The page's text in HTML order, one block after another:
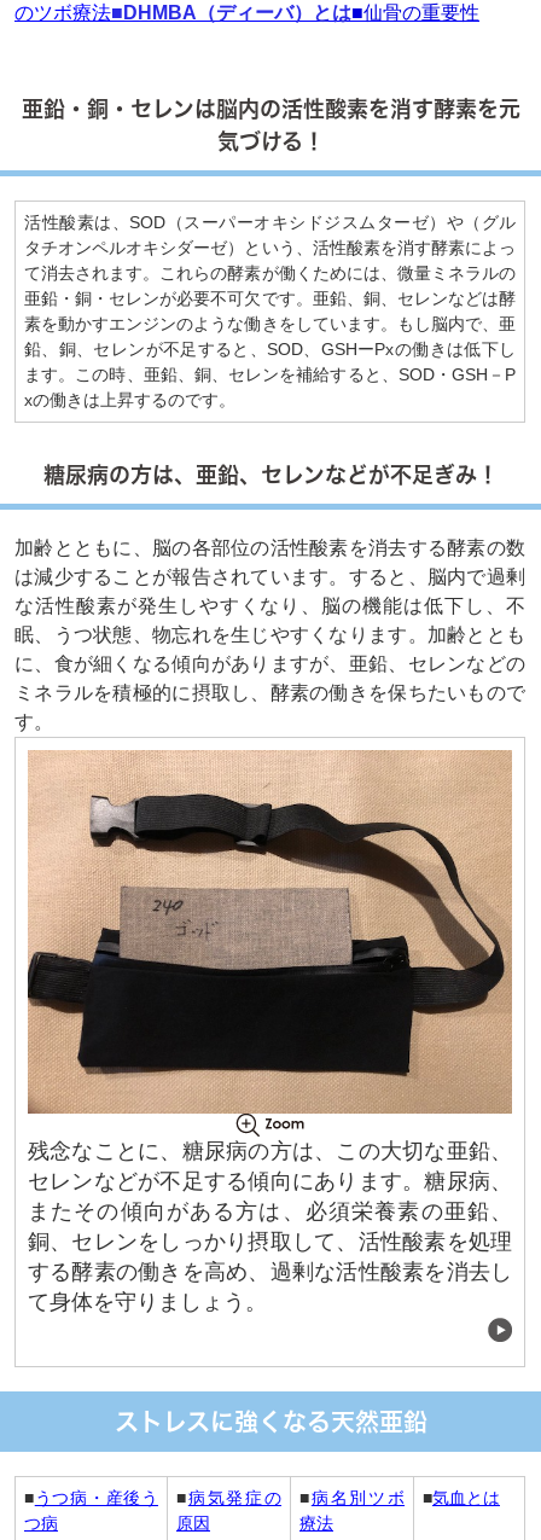
のツボ療法■DHMBA（ディーバ）とは■仙骨の重要性
亜鉛・銅・セレンは脳内の活性酸素を消す酵素を元
気づける！
活性酸素は、SOD（スーパーオキシドジスムターゼ）や（グル
タチオンペルオキシダーゼ）という、活性酸素を消す酵素によっ
て消去されます。これらの酵素が働くためには、微量ミネラルの
亜鉛・銅・セレンが必要不可欠です。亜鉛、銅、セレンなどは酵
素を動かすエンジンのような働きをしています。もし脳内で、亜
鉛、銅、セレンが不足すると、SOD、GSHーPxの働きは低下し
ます。この時、亜鉛、銅、セレンを補給すると、SOD・GSH－P
xの働きは上昇するのです。
糖尿病の方は、亜鉛、セレンなどが不足ぎみ！
加齢とともに、脳の各部位の活性酸素を消去する酵素の数
は減少することが報告されています。すると、脳内で過剰
な活性酸素が発生しやすくなり、脳の機能は低下し、不
眠、うつ状態、物忘れを生じやすくなります。加齢ととも
に、食が細くなる傾向がありますが、亜鉛、セレンなどの
ミネラルを積極的に摂取し、酵素の働きを保ちたいもので
す。
残念なことに、糖尿病の方は、この大切な亜鉛、
セレンなどが不足する傾向にあります。糖尿病、
またその傾向がある方は、必須栄養素の亜鉛、
銅、セレンをしっかり摂取して、活性酸素を処理
する酵素の働きを高め、過剰な活性酸素を消去し
て身体を守りましょう。
ストレスに強くなる天然亜鉛
■うつ病・産後う
つ病
■病気発症の
原因
■病名別ツボ
療法
■気血とは